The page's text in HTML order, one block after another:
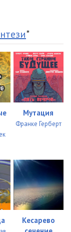
"
Мутация
Франке Герберт
Кесарево